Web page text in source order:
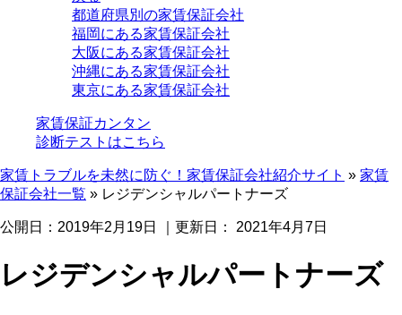
都道府県別の家賃保証会社
福岡にある家賃保証会社
大阪にある家賃保証会社
沖縄にある家賃保証会社
東京にある家賃保証会社
家賃保証カンタン
診断テストはこちら
家賃トラブルを未然に防ぐ！家賃保証会社紹介サイト » 家賃
保証会社一覧 » レジデンシャルパートナーズ
公開日： 2019年2月19日 ｜更新日： 2021年4月7日
レジデンシャルパートナーズ